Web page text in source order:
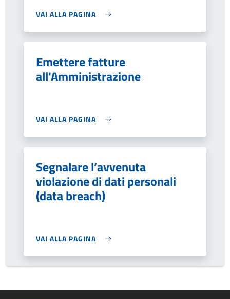
VAI ALLA PAGINA
Emettere fatture
all'Amministrazione
VAI ALLA PAGINA
Segnalare l’avvenuta
violazione di dati personali
(data breach)
VAI ALLA PAGINA